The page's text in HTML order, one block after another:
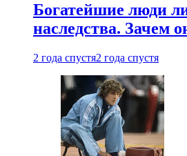
Богатейшие люди
наследства. Зачем
2 года спустя2 года спустя